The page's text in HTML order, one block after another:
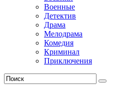
Военные
Детектив
Драма
Мелодрама
Комедия
Криминал
Приключения